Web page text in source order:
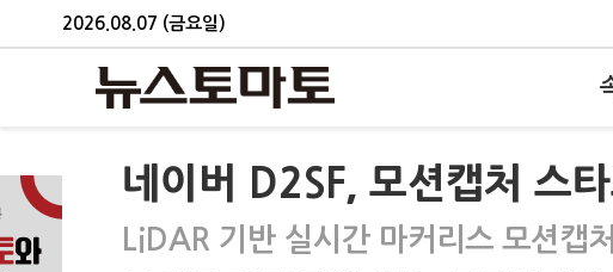
2026.08.07 (금요일)
네이버 D2SF, 모션캡처 스
LiDAR 기반 실시간 마커리스 모션캡